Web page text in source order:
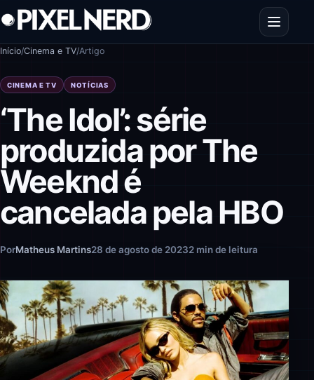
Pular para o conteúdo
Abrir
Início/Cinema e TV/Artigo
CINEMA E TV NOTÍCIAS
‘The Idol’: série
produzida por The
Weeknd é
cancelada pela HBO
PorMatheus Martins28 de agosto de 20232 min de leitura